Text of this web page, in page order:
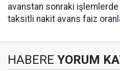
avanstan sonraki işlemlerde
taksitli nakit avans faiz
HABERE YORUM